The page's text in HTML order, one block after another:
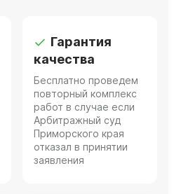
Гарантия
качества
Бесплатно проведем
повторный комплекс
работ в случае если
Арбитражный суд
Приморского края
отказал в принятии
заявления